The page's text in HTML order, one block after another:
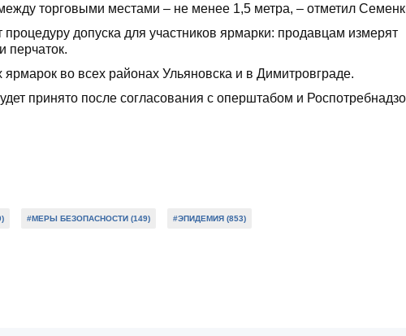
торговыми местами – не менее 1,5 метра, – отметил
допуска для участников ярмарки: продавцам измерят
перчаток.
во всех районах Ульяновска и в Димитровграде.
принято после согласования с оперштабом и
#МЕРЫ БЕЗОПАСНОСТИ (149) #ЭПИДЕМИЯ (853)